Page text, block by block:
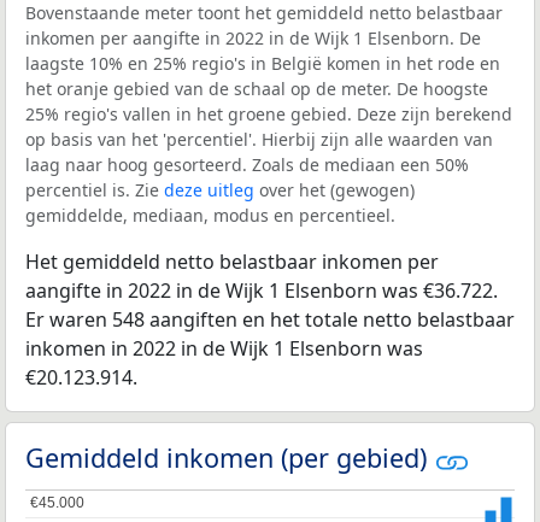
Bovenstaande meter toont het gemiddeld netto belastbaar
inkomen per aangifte in 2022 in de Wijk 1 Elsenborn. De
laagste 10% en 25% regio's in België komen in het rode en
het oranje gebied van de schaal op de meter. De hoogste
25% regio's vallen in het groene gebied. Deze zijn berekend
op basis van het 'percentiel'. Hierbij zijn alle waarden van
laag naar hoog gesorteerd. Zoals de mediaan een 50%
percentiel is. Zie deze uitleg over het (gewogen)
gemiddelde, mediaan, modus en percentieel.
Het gemiddeld netto belastbaar inkomen per
aangifte in 2022 in de Wijk 1 Elsenborn was €36.722.
Er waren 548 aangiften en het totale netto belastbaar
inkomen in 2022 in de Wijk 1 Elsenborn was
€20.123.914.
Gemiddeld inkomen (per gebied)
€45.000
€45.000